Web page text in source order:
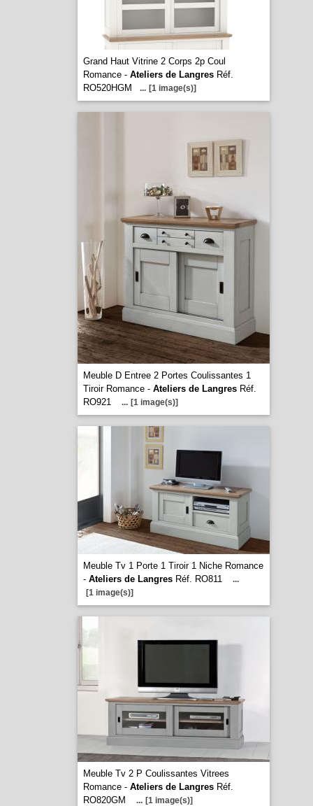
Grand Haut Vitrine 2 Corps 2p Coul
Romance - Ateliers de LangresRéf.
RO520HGM
... [1 image(s)]
Meuble D Entree 2 Portes Coulissantes 1
Tiroir Romance - Ateliers de LangresRéf.
RO921
... [1 image(s)]
Meuble Tv 1 Porte 1 Tiroir 1 Niche Romance
- Ateliers de LangresRéf. RO811
...
[1 image(s)]
Meuble Tv 2 P Coulissantes Vitrees
Romance - Ateliers de LangresRéf.
RO820GM
... [1 image(s)]